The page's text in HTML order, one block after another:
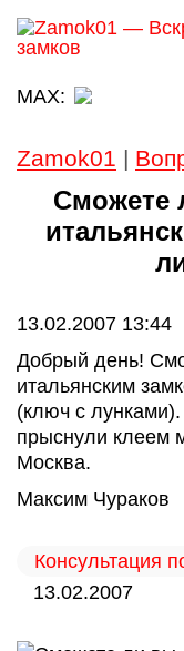
MAX:
Zamok01 |
Сможете
13.02.2007 13:44
Добрый день!
итальянским
(ключ с
прыснули клеем
Москва.
Максим Чураков
Консультация
13.02.2007